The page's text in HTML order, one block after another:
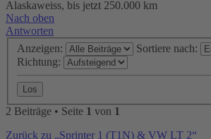
Alaskaweiss, bis jetzt 250.000 km
Nach oben
Antworten
Anzeigen:
Sortiere nach:
Richtung:
2 Beiträge • Seite 1 von 1
Zurück zu „Sprinter 1 (T1N) & VW LT 2“